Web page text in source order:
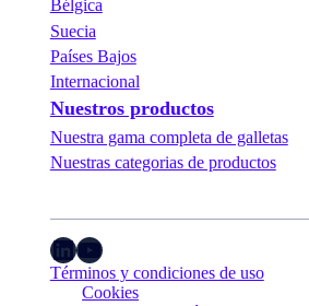
Bélgica
Suecia
Países Bajos
Internacional
Nuestros productos
Nuestra gama completa de galletas
Nuestras categorias de productos
LinkedIn YouTube
Términos y condiciones de uso
Cookies